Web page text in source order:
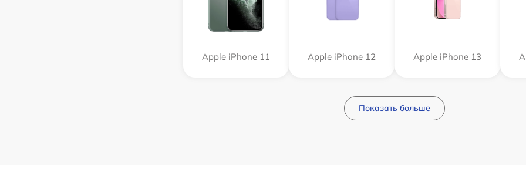
Apple iPhone 11 Apple iPhone 12 Apple iPhone 13
Показать больше